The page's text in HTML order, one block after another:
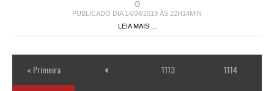
PUBLICADO DIA 14/04/2019 ÀS 22H14MIN
LEIA MAIS ...
« Primeira 1113 1114